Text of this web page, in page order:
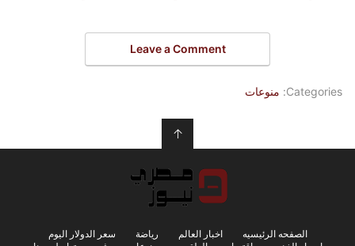
Leave a Comment
Categories: منوعات
↑
الصفحه الرئيسيه اخبار العالم رياضة
سعر الدولار اليوم